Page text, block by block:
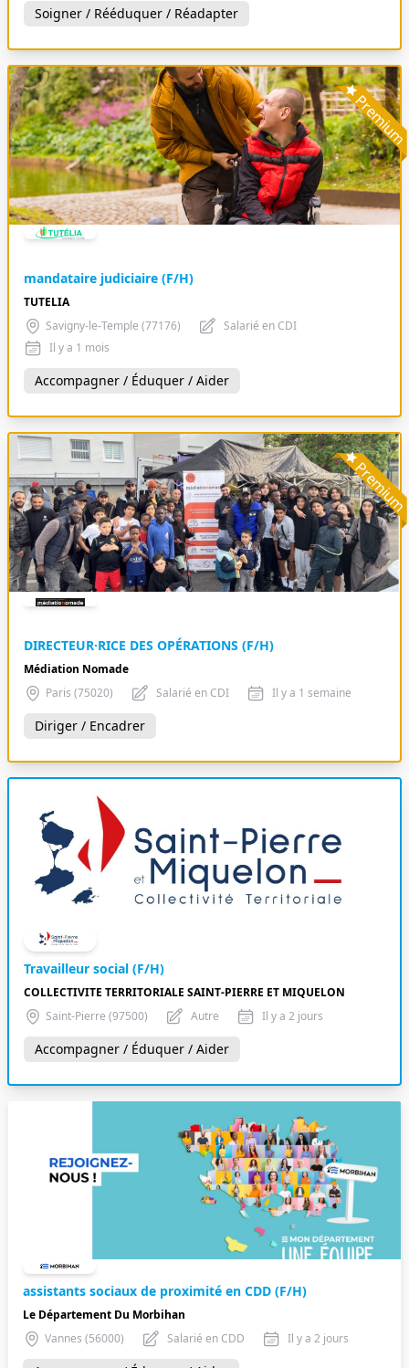
Soigner / Rééduquer / Réadapter
mandataire judiciaire (F/H)
TUTELIA
Savigny-le-Temple (77176)
Salarié en CDI
Il y a 1 mois
Accompagner / Éduquer / Aider
DIRECTEUR·RICE DES OPÉRATIONS (F/H)
Médiation Nomade
Paris (75020)
Salarié en CDI Il y a 1 semaine
Diriger / Encadrer
Travailleur social (F/H)
COLLECTIVITE TERRITORIALE SAINT-PIERRE ET MIQUELON
Saint-Pierre (97500)
Autre Il y a 2 jours
Accompagner / Éduquer / Aider
assistants sociaux de proximité en CDD (F/H)
Le Département Du Morbihan
Vannes (56000)
Salarié en CDD Il y a 2 jours